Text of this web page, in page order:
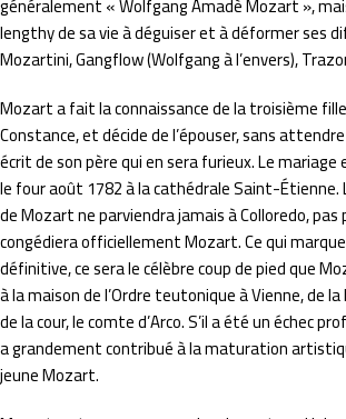
lengthy de sa vie à déguiser et à déformer ses
Mozartini, Gangflow (Wolfgang à l’envers),
Mozart a fait la connaissance de la troisième
Constance, et décide de l’épouser, sans
écrit de son père qui en sera furieux. Le mariage
le four août 1782 à la cathédrale Saint-Étienne.
de Mozart ne parviendra jamais à Colloredo, pas
congédiera officiellement Mozart. Ce qui
définitive, ce sera le célèbre coup de pied que
à la maison de l’Ordre teutonique à Vienne, de
de la cour, le comte d’Arco. S’il a été un échec
a grandement contribué à la maturation
jeune Mozart.